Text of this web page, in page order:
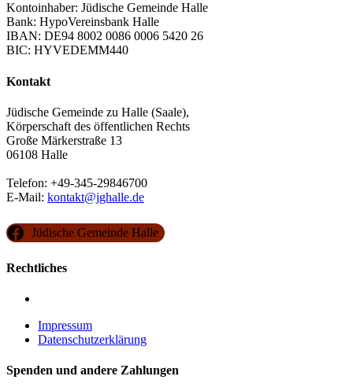
Kontoinhaber: Jüdische Gemeinde Halle
Bank: HypoVereinsbank Halle
IBAN: DE94 8002 0086 0006 5420 26
BIC: HYVEDEMM440
Kontakt
Jüdische Gemeinde zu Halle (Saale),
Körperschaft des öffentlichen Rechts
Große Märkerstraße 13
06108 Halle
Telefon: +49-345-29846700
E-Mail: kontakt@jghalle.de
Jüdische Gemeinde Halle
Rechtliches
Impressum
Datenschutzerklärung
Spenden und andere Zahlungen